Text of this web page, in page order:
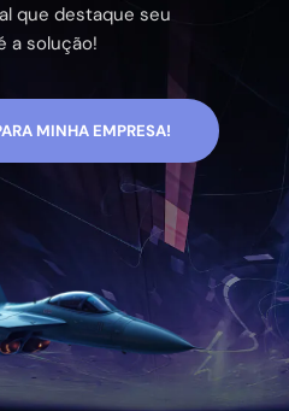
que destaque seu
a solução!
MINHA EMPRESA!